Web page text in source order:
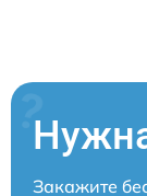
Закажите